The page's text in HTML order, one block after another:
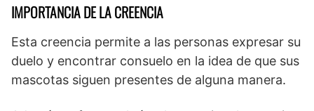
IMPORTANCIA DE LA CREENCIA
Esta creencia permite a las personas expresar su
duelo y encontrar consuelo en la idea de que sus
mascotas siguen presentes de alguna manera.